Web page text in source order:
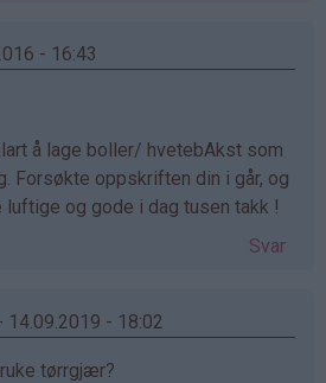
- 16:43
å lage boller/ hvetebAkst som
Forsøkte oppskriften din i går, og
luftige og gode i dag tusen takk !
Svar
14.09.2019 - 18:02
tørrgjær?